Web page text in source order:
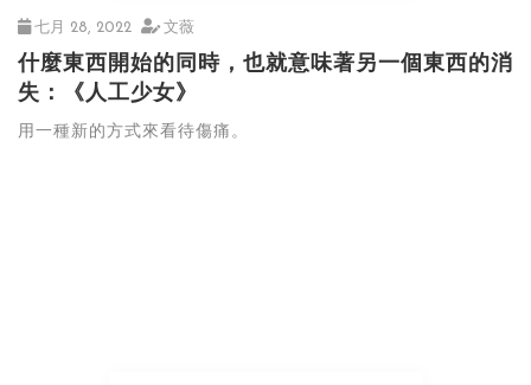
七月 28, 2022 文薇
什麼東西開始的同時，也就意味著另一個東西的消
失：《人工少女》
用一種新的方式來看待傷痛。